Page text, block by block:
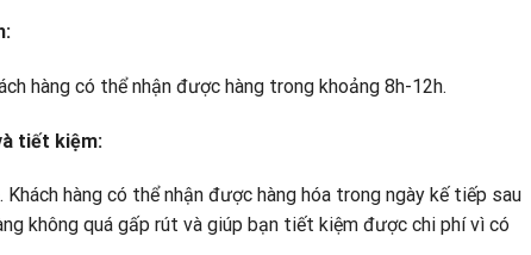
hàng có thể nhận được hàng trong khoảng 8h-12h.
tiết kiệm:
hàng có thể nhận được hàng hóa trong ngày kế tiếp sau
không quá gấp rút và giúp bạn tiết kiệm được chi phí vì có